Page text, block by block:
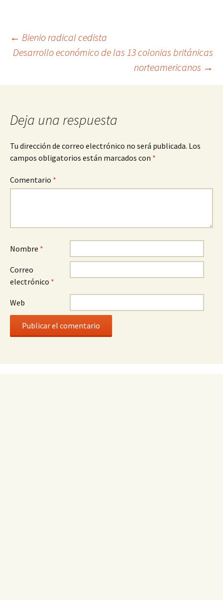
Navegación
← Bienio radical cedista
Desarrollo económico de las 13 colonias británicas
norteamericanos →
Deja una respuesta
Tu dirección de correo electrónico no será publicada. Los
campos obligatorios están marcados con *
Comentario *
Nombre *
Correo
electrónico *
Web